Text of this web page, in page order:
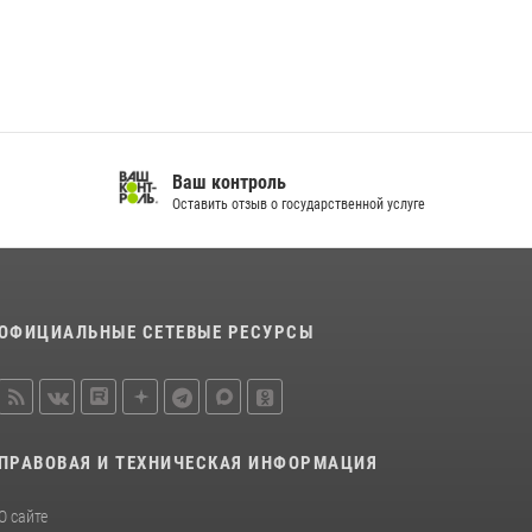
комплексные проверки детских
оздоровительных лагерей
Ваш контроль
Оставить отзыв о государственной услуге
СЕТЕВЫЕ РЕСУРСЫ
ПРАВОВАЯ И ТЕХНИЧЕСКАЯ ИНФОРМАЦИЯ
О сайте